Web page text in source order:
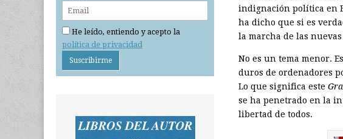
indignación política en
ha dicho que si es
la marcha de las
No es un tema menor.
duros de ordenadores
Lo que significa este
se ha penetrado en la
libertad de todos.
He leído, entiendo y acepto la
política de privacidad